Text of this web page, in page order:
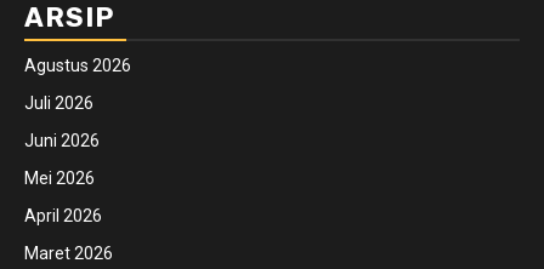
ARSIP
Agustus 2026
Juli 2026
Juni 2026
Mei 2026
April 2026
Maret 2026